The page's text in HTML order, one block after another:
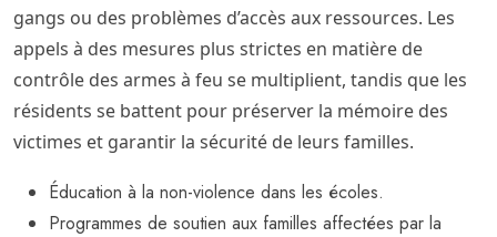
gangs ou des problèmes d’accès aux ressources. Les
appels à des mesures plus strictes en matière de
contrôle des armes à feu se multiplient, tandis que les
résidents se battent pour préserver la mémoire des
victimes et garantir la sécurité de leurs familles.
Éducation à la non-violence dans les écoles.
Programmes de soutien aux familles affectées par la